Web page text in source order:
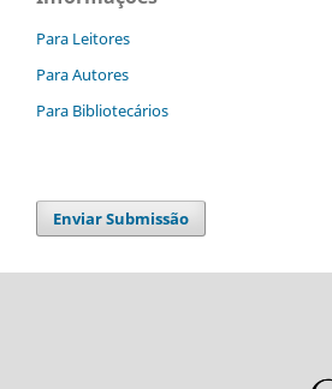
Para Leitores
Para Autores
Para Bibliotecários
Enviar Submissão